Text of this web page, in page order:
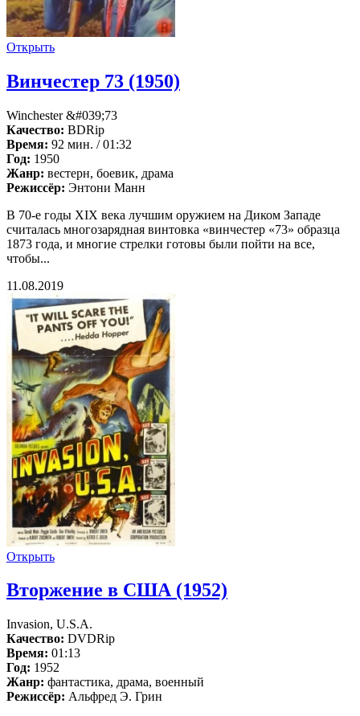
Открыть
Винчестер 73 (1950)
Winchester &#039;73
Качество: BDRip
Время: 92 мин. / 01:32
Год: 1950
Жанр: вестерн, боевик, драма
Режиссёр: Энтони Манн
В 70-е годы XIX века лучшим оружием на Диком Западе
считалась многозарядная винтовка «винчестер «73» образца
1873 года, и многие стрелки готовы были пойти на все,
чтобы...
11.08.2019
Открыть
Вторжение в США (1952)
Invasion, U.S.A.
Качество: DVDRip
Время: 01:13
Год: 1952
Жанр: фантастика, драма, военный
Режиссёр: Альфред Э. Грин